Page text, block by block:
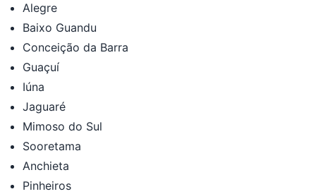
Alegre
Baixo Guandu
Conceição da Barra
Guaçuí
Iúna
Jaguaré
Mimoso do Sul
Sooretama
Anchieta
Pinheiros